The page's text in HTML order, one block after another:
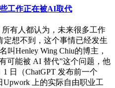
工作正在被AI取代
所有人都认为，未来很多工作
想不到，这个事情已经发生
叫Henley Wing Chiu的博主，
可能被 AI 替代”这个问题，他
日（ChatGPT 发布前一个
Upwork 上的实际自由职业工